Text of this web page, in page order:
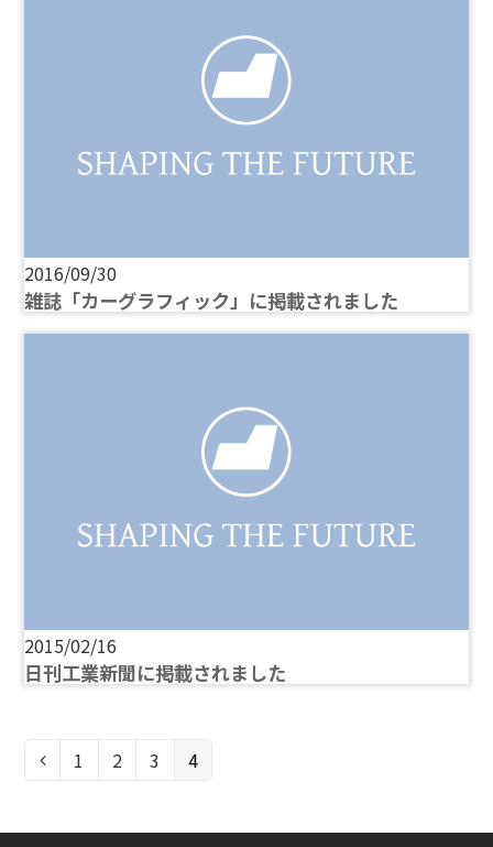
2016/09/30
雑誌「カーグラフィック」に掲載されました
2015/02/16
日刊工業新聞に掲載されました
前
ペ
1 ペ
2 ペ
3 ペ
4